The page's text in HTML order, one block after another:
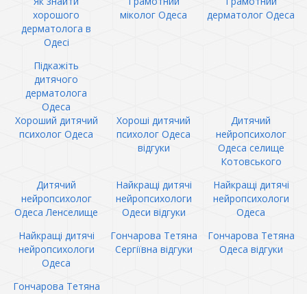
хорошого
дерматолога в
Одесі
міколог Одеса
дерматолог Одеса
Підкажіть
дитячого
дерматолога
Одеса
Хороший дитячий
психолог Одеса
Хороші дитячий
психолог Одеса
відгуки
Дитячий
нейропсихолог
Одеса селище
Котовського
Дитячий
нейропсихолог
Одеса Ленселище
Найкращі дитячі
нейропсихологи
Одеси відгуки
Найкращі дитячі
нейропсихологи
Одеса
Найкращі дитячі
нейропсихологи
Одеса
Гончарова Тетяна
Сергіївна відгуки
Гончарова Тетяна
Одеса відгуки
Гончарова Тетяна